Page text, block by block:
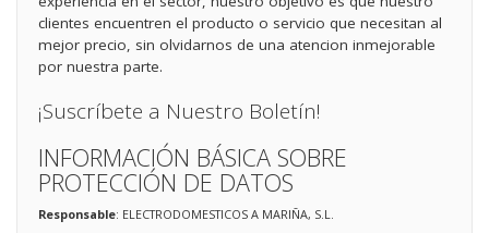
clientes encuentren el producto o servicio que necesitan al
mejor precio, sin olvidarnos de una atencion inmejorable
por nuestra parte.
¡Suscríbete a Nuestro Boletín!
INFORMACIÓN BÁSICA SOBRE
PROTECCIÓN DE DATOS
Responsable: ELECTRODOMESTICOS A MARIÑA, S.L.